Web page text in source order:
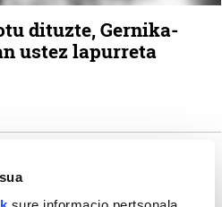
dituzte, Gernika-
ustez lapurreta
Euskadiko Turismo
Enogastronomikoaren